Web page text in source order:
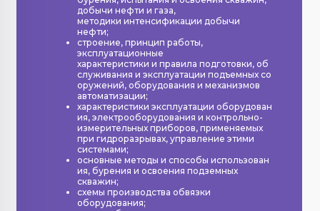
добычи нефти и газа,
методики интенсификации добычи
нефти;
строение, принцип работы,
эксплуатационные
характеристики и правила подготовки, об
служивания и эксплуатации подъемных со
оружений, оборудования и механизмов
автоматизации;
характеристики эксплуатации оборудован
ия, электрооборудования и контрольно-
измерительных приборов, применяемых
при гидроразрывах, управление этими
системами;
основные методы и способы использован
ия, бурения и освоения подземных
скважин;
схемы производства обвязки
оборудования;